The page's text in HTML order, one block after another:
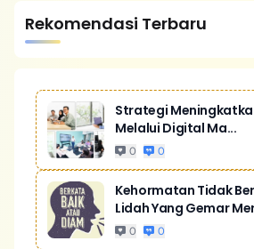
Rekomendasi Terbaru
Strategi
Melalui Digital Ma...
0 0
Kehormatan Tidak
Lidah Yang Gemar
0 0